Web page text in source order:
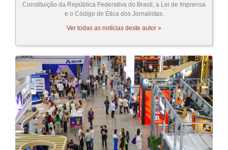
Constituição da República Federativa do Brasil, a Lei de Imprensa
e o Código de Ética dos Jornalistas.
Ver todas as notícias deste autor »